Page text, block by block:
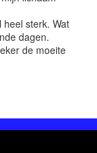
sterk. Wat
dagen.
de moeite